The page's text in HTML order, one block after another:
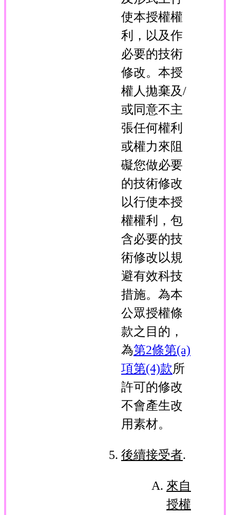
使本授權權
利，以及作
必要的技術
修改。本授
權人拋棄及/
或同意不主
張任何權利
或權力來阻
礙您做必要
的技術修改
以行使本授
權權利，包
含必要的技
術修改以規
避有效科技
措施。為本
公眾授權條
款之目的，
為第2條第(a)
項第(4)款所
許可的修改
不會產生改
用素材。
後續接受者.
來自
授權